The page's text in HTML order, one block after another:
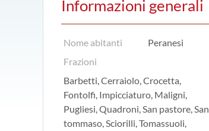
Informazioni generali
Nome abitanti
Peranesi
Frazioni
Barbetti, Cerraiolo, Crocetta,
Fontolfi, Impicciaturo, Maligni,
Pugliesi, Quadroni, San pastore, San
tommaso, Sciorilli, Tomassuoli,